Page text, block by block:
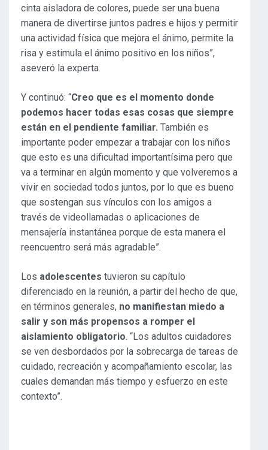
cinta aisladora de colores, puede ser una buena
manera de divertirse juntos padres e hijos y permitir
una actividad física que mejora el ánimo, permite la
risa y estimula el ánimo positivo en los niños”,
aseveró la experta.
Y continuó: “Creo que es el momento donde
podemos hacer todas esas cosas que siempre
están en el pendiente familiar. También es
importante poder empezar a trabajar con los niños
que esto es una dificultad importantísima pero que
va a terminar en algún momento y que volveremos a
vivir en sociedad todos juntos, por lo que es bueno
que sostengan sus vínculos con los amigos a
través de videollamadas o aplicaciones de
mensajería instantánea porque de esta manera el
reencuentro será más agradable”.
Los adolescentes tuvieron su capítulo
diferenciado en la reunión, a partir del hecho de que,
en términos generales, no manifiestan miedo a
salir y son más propensos a romper el
aislamiento obligatorio. “Los adultos cuidadores
se ven desbordados por la sobrecarga de tareas de
cuidado, recreación y acompañamiento escolar, las
cuales demandan más tiempo y esfuerzo en este
contexto”.